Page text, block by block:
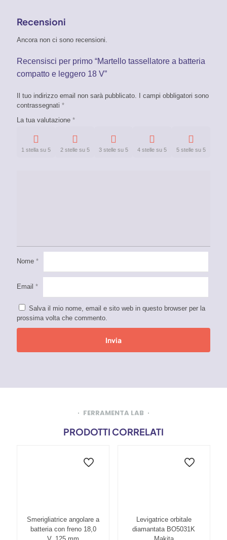
Recensioni
Ancora non ci sono recensioni.
Recensisci per primo “Martello tassellatore a batteria
compatto e leggero 18 V”
Il tuo indirizzo email non sarà pubblicato. I campi obbligatori sono
contrassegnati *
La tua valutazione *
1 stella su 5 2 stelle su 5 3 stelle su 5 4 stelle su 5 5 stelle su 5
Nome *
Email *
Salva il mio nome, email e sito web in questo browser per la
prossima volta che commento.
FERRAMENTA LAB
PRODOTTI CORRELATI
Smerigliatrice angolare a
batteria con freno 18,0
Levigatrice orbitale
diamantata BO5031K